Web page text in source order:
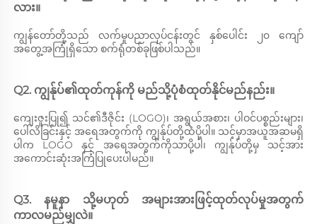
လား။
ကျွန်တော်တို့သည် လက်မှုပညာလုပ်ငန်းတွင် နှစ်ပေါင်း ၂၀ ကျော်
အတွေ့အကြုံရှိသော စက်ရုံတစ်ခုဖြစ်ပါသည်။
Q2. ကျွန်ုပ်၏ထုတ်ကုန်ကို မည်သို့ပုံစံထုတ်နိုင်မည်နည်း။
ကျေးဇူးပြု၍ သင်၏ဒီဇိုင်း (LOGO)၊ အရွယ်အစား၊ ပါဝင်ပစ္စည်းများ၊
ပေါ်လိခြင်းနှင့် အရေအတွက်ကို ကျွန်ုပ်တို့ထံပို့ပါ။ သင့်မှာအယူအဆမရှိ
ပါက LOGO နှင့် အရေအတွက်ကိုသာပို့ပါ၊ ကျွန်ုပ်တို့မှ သင့်အား
အကောင်းဆုံးအကြံပြုပေးပါမည်။
Q3. နမူနာ သို့မဟုတ် အများအားဖြင့်ထုတ်လုပ်မှုအတွက်
ကာလမည်မျှလဲ။